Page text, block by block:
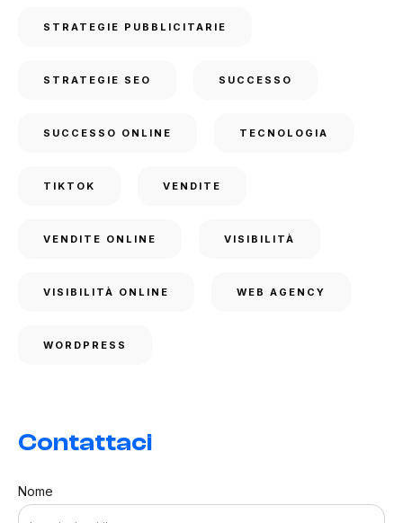
STRATEGIE PUBBLICITARIE
STRATEGIE SEO SUCCESSO
SUCCESSO ONLINE TECNOLOGIA
TIKTOK VENDITE
VENDITE ONLINE VISIBILITÀ
VISIBILITÀ ONLINE WEB AGENCY
WORDPRESS
Contattaci
Nome